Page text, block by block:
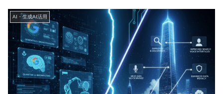
AI・生成AI活用